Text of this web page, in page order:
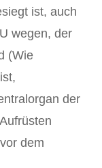
ist, auch
wegen, der
(Wie
der
dem